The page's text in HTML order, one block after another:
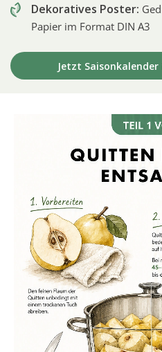
Dekoratives Poster:
Papier im Format DIN A3
Jetzt